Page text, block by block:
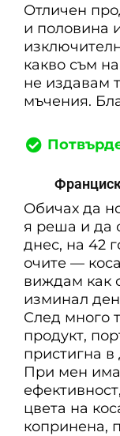
Отличен
и половина
какво съм
не издавам
мъчения.
Обичах да
я реша и да
днес, на 42
очите —
виждам как
изминал
След много
продукт,
пристигна
При мен
цвета на
копринена,